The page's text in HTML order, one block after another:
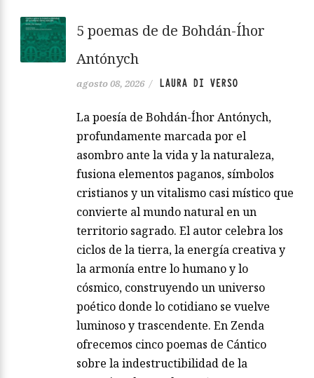
5 poemas de de Bohdán-Íhor
Antónych
agosto 08, 2026 / LAURA DI VERSO
La poesía de Bohdán-Íhor Antónych,
profundamente marcada por el
asombro ante la vida y la naturaleza,
fusiona elementos paganos, símbolos
cristianos y un vitalismo casi místico que
convierte al mundo natural en un
territorio sagrado. El autor celebra los
ciclos de la tierra, la energía creativa y
la armonía entre lo humano y lo
cósmico, construyendo un universo
poético donde lo cotidiano se vuelve
luminoso y trascendente. En Zenda
ofrecemos cinco poemas de Cántico
sobre la indestructibilidad de la